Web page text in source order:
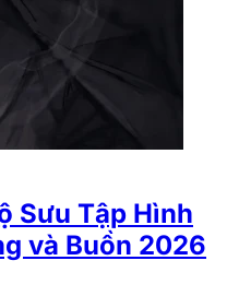
Sưu Tập Hình
và Buồn 2026